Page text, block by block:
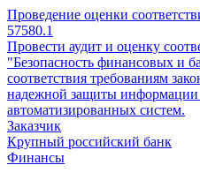
Проведение оценки
57580.1
Провести аудит и оценку
"Безопасность финансовых и
соответствия требованиям
надежной защиты информации
автоматизированных систем.
Заказчик
Крупный российский банк
Финансы